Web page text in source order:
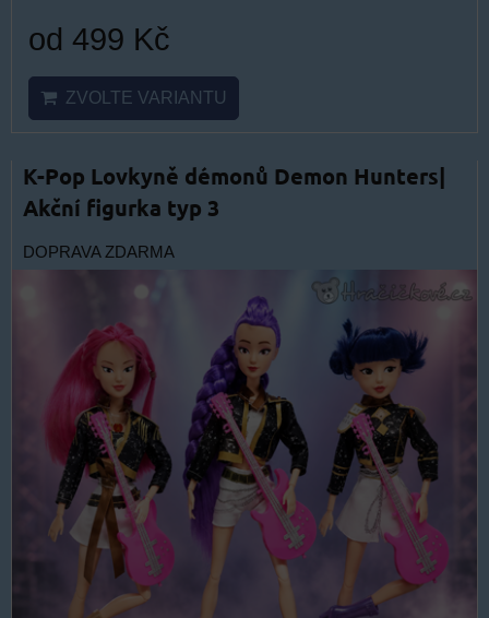
od 499 Kč
ZVOLTE VARIANTU
K-Pop Lovkyně démonů Demon Hunters|
Akční figurka typ 3
DOPRAVA ZDARMA